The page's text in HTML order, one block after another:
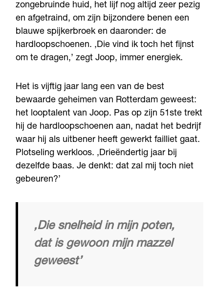
zongebruinde huid, het lijf nog altijd zeer pezig
en afgetraind, om zijn bijzondere benen een
blauwe spijkerbroek en daaronder: de
hardloopschoenen. ,Die vind ik toch het fijnst
om te dragen,’ zegt Joop, immer energiek.
Het is vijftig jaar lang een van de best
bewaarde geheimen van Rotterdam geweest:
het looptalent van Joop. Pas op zijn 51ste trekt
hij de hardloopschoenen aan, nadat het bedrijf
waar hij als uitbener heeft gewerkt failliet gaat.
Plotseling werkloos. ,Drieëndertig jaar bij
dezelfde baas. Je denkt: dat zal mij toch niet
gebeuren?’
,Die snelheid in mijn poten,
dat is gewoon mijn mazzel
geweest’